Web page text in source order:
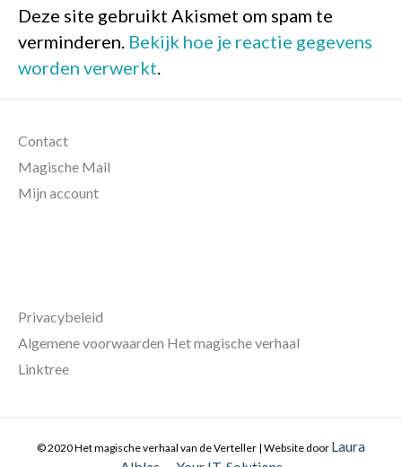
Deze site gebruikt Akismet om spam te
verminderen. Bekijk hoe je reactie gegevens
worden verwerkt.
Contact
Magische Mail
Mijn account
Privacybeleid
Algemene voorwaarden Het magische verhaal
Linktree
© 2020 Het magische verhaal van de Verteller | Website door Laura